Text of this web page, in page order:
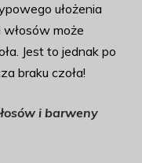
ułożenia
włosów może
Jest to jednak po
braku czoła!
i barweny